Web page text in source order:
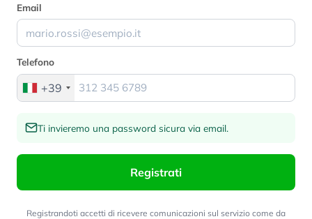
Email
Telefono
+39
Ti invieremo una password sicura via email.
Registrati
Registrandoti accetti di ricevere comunicazioni sul servizio come da